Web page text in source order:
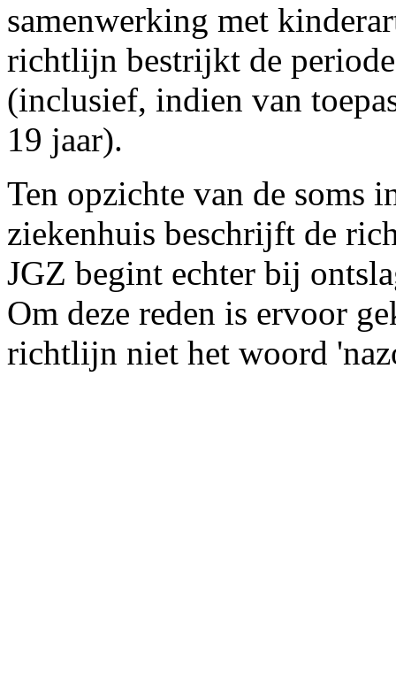
samen­werking met
richtlijn bestrijkt de
(inclusief, indien van
19 jaar).
Ten opzichte van de soms
ziekenhuis beschrijft de
JGZ begint echter bij
Om deze reden is ervoor
richtlijn niet het woord